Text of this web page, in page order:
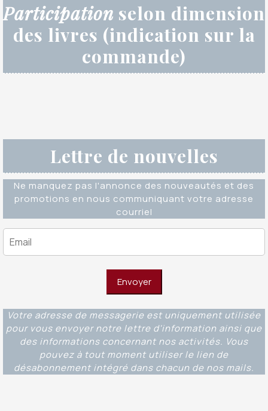
Participation selon dimension
des livres (indication sur la
commande)
Lettre de nouvelles
Ne manquez pas l'annonce des nouveautés et des
promotions en nous communiquant votre adresse
courriel
Votre adresse de messagerie est uniquement utilisée
pour vous envoyer notre lettre d'information ainsi que
des informations concernant nos activités. Vous
pouvez à tout moment utiliser le lien de
désabonnement intégré dans chacun de nos mails.